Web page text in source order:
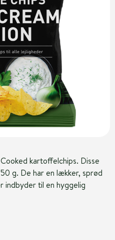
kartoffelchips. Disse
g. De har en lækker, sprød
indbyder til en hyggelig